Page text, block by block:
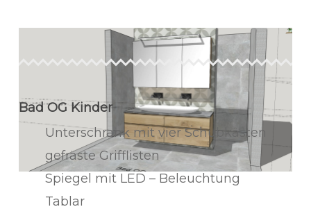
Bad OG Kinder
Unterschrank mit vier Schubkästen
gefräste Grifflisten
Spiegel mit LED – Beleuchtung
Tablar